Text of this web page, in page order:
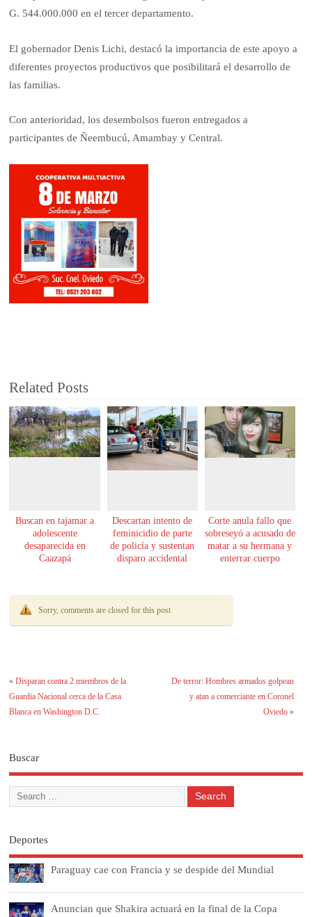
G. 544.000.000 en el tercer departamento.
El gobernador Denis Lichi, destacó la importancia de este apoyo a
diferentes proyectos productivos que posibilitará el desarrollo de
las familias.
Con anterioridad, los desembolsos fueron entregados a
participantes de Ñeembucú, Amambay y Central.
Related Posts
Buscan en tajamar a
adolescente
desaparecida en
Caazapá
Descartan intento de
feminicidio de parte
de policía y sustentan
disparo accidental
Corte anula fallo que
sobreseyó a acusado de
matar a su hermana y
enterrar cuerpo
Sorry, comments are closed for this post
«Disparan contra 2 miembros de la
Guardia Nacional cerca de la Casa
Blanca en Washington D.C.
De terror: Hombres armados golpean
y atan a comerciante en Coronel
Oviedo»
Buscar
Deportes
Paraguay cae con Francia y se despide del Mundial
Anuncian que Shakira actuará en la final de la Copa